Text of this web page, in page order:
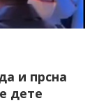
и прсна
дете